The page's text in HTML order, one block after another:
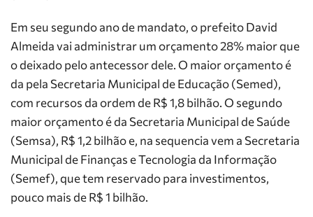
Em seu segundo ano de mandato, o prefeito David
Almeida vai administrar um orçamento 28% maior que
o deixado pelo antecessor dele. O maior orçamento é
da pela Secretaria Municipal de Educação (Semed),
com recursos da ordem de R$ 1,8 bilhão. O segundo
maior orçamento é da Secretaria Municipal de Saúde
(Semsa), R$ 1,2 bilhão e, na sequencia vem a Secretaria
Municipal de Finanças e Tecnologia da Informação
(Semef), que tem reservado para investimentos,
pouco mais de R$ 1 bilhão.